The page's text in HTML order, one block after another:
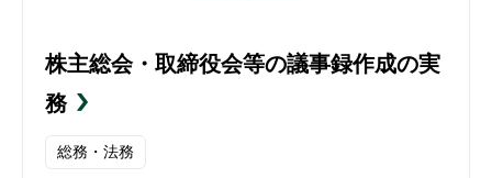
株主総会・取締役会等の議事録作成の実
務
総務・法務